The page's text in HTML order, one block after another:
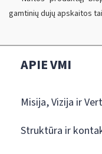
gamtinių dujų apskaitos
APIE VMI
Misija, Vizija ir
Struktūra ir